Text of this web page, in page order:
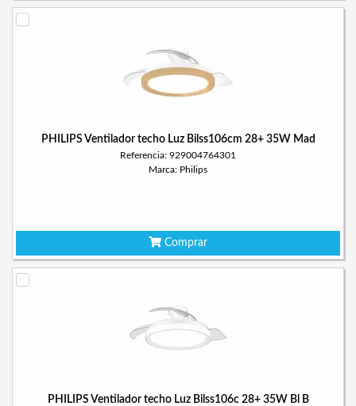
PHILIPS Ventilador techo Luz Bilss106cm 28+ 35W Mad
Referencia: 929004764301
Marca: Philips
Comprar
PHILIPS Ventilador techo Luz Bilss106c 28+ 35W Bl B